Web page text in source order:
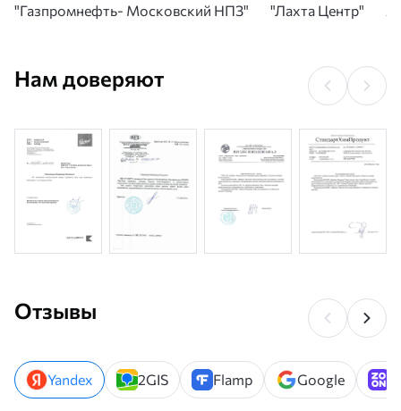
"Газпромнефть- Московский НПЗ" "Лахта Центр"
Нам доверяют
Отзывы
Yandex 2GIS Flamp Google